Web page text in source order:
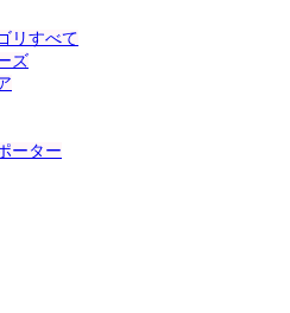
リすべて
ズ
ーター